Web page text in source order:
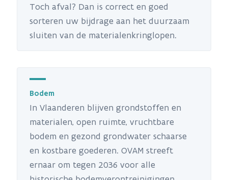
Toch afval? Dan is correct en goed
sorteren uw bijdrage aan het duurzaam
sluiten van de materialenkringlopen.
Bodem
In Vlaanderen blijven grondstoffen en
materialen, open ruimte, vruchtbare
bodem en gezond grondwater schaarse
en kostbare goederen. OVAM streeft
ernaar om tegen 2036 voor alle